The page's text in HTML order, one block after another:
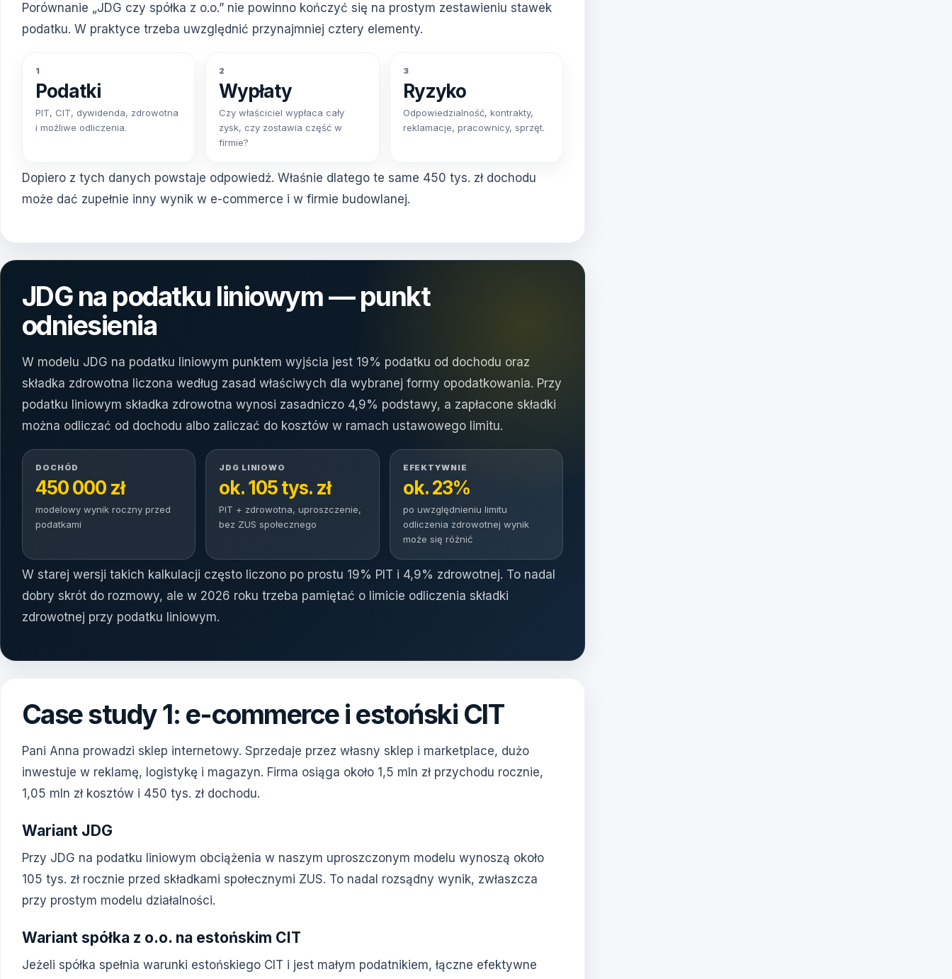
Porównanie „JDG czy spółka z o.o.” nie powinno kończyć się na prostym zestawieniu stawek
podatku. W praktyce trzeba uwzględnić przynajmniej cztery elementy.
1
Podatki
PIT, CIT, dywidenda, zdrowotna
i możliwe odliczenia.
2
Wypłaty
Czy właściciel wypłaca cały
zysk, czy zostawia część w
firmie?
3
Ryzyko
Odpowiedzialność, kontrakty,
reklamacje, pracownicy, sprzęt.
Dopiero z tych danych powstaje odpowiedź. Właśnie dlatego te same 450 tys. zł dochodu
może dać zupełnie inny wynik w e-commerce i w firmie budowlanej.
JDG na podatku liniowym — punkt
odniesienia
W modelu JDG na podatku liniowym punktem wyjścia jest 19% podatku od dochodu oraz
składka zdrowotna liczona według zasad właściwych dla wybranej formy opodatkowania. Przy
podatku liniowym składka zdrowotna wynosi zasadniczo 4,9% podstawy, a zapłacone składki
można odliczać od dochodu albo zaliczać do kosztów w ramach ustawowego limitu.
DOCHÓD
450 000 zł
modelowy wynik roczny przed
podatkami
JDG LINIOWO
ok. 105 tys. zł
PIT + zdrowotna, uproszczenie,
bez ZUS społecznego
EFEKTYWNIE
ok. 23%
po uwzględnieniu limitu
odliczenia zdrowotnej wynik
może się różnić
W starej wersji takich kalkulacji często liczono po prostu 19% PIT i 4,9% zdrowotnej. To nadal
dobry skrót do rozmowy, ale w 2026 roku trzeba pamiętać o limicie odliczenia składki
zdrowotnej przy podatku liniowym.
Case study 1: e-commerce i estoński CIT
Pani Anna prowadzi sklep internetowy. Sprzedaje przez własny sklep i marketplace, dużo
inwestuje w reklamę, logistykę i magazyn. Firma osiąga około 1,5 mln zł przychodu rocznie,
1,05 mln zł kosztów i 450 tys. zł dochodu.
Wariant JDG
Przy JDG na podatku liniowym obciążenia w naszym uproszczonym modelu wynoszą około
105 tys. zł rocznie przed składkami społecznymi ZUS. To nadal rozsądny wynik, zwłaszcza
przy prostym modelu działalności.
Wariant spółka z o.o. na estońskim CIT
Jeżeli spółka spełnia warunki estońskiego CIT i jest małym podatnikiem, łączne efektywne